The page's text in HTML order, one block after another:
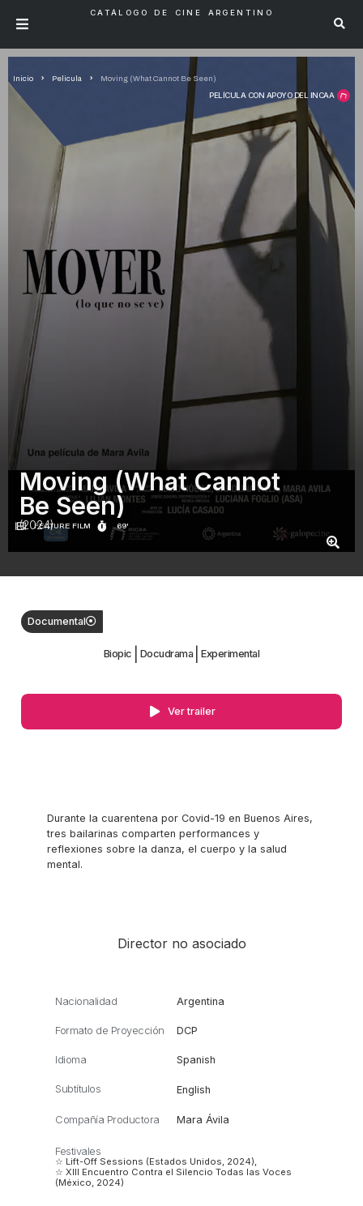
CATÁLOGO DE CINE ARGENTINO
PELÍCULA CON APOYO DEL INCAA
Inicio Pelicula Moving (What Cannot Be Seen)
FEATURE FILM 69'
Moving (What Cannot
Be Seen)
(2024)
Documental
Biopic Docudrama Experimental
Ver trailer
Durante la cuarentena por Covid-19 en Buenos Aires,
tres bailarinas comparten performances y
reflexiones sobre la danza, el cuerpo y la salud
mental.
Director no asociado
Nacionalidad Argentina
Formato de Proyección DCP
Idioma Spanish
Subtítulos English
Compañía Productora Mara Ávila
Festivales
☆ Lift-Off Sessions (Estados Unidos, 2024),
☆ XIII Encuentro Contra el Silencio Todas las Voces
(México, 2024)